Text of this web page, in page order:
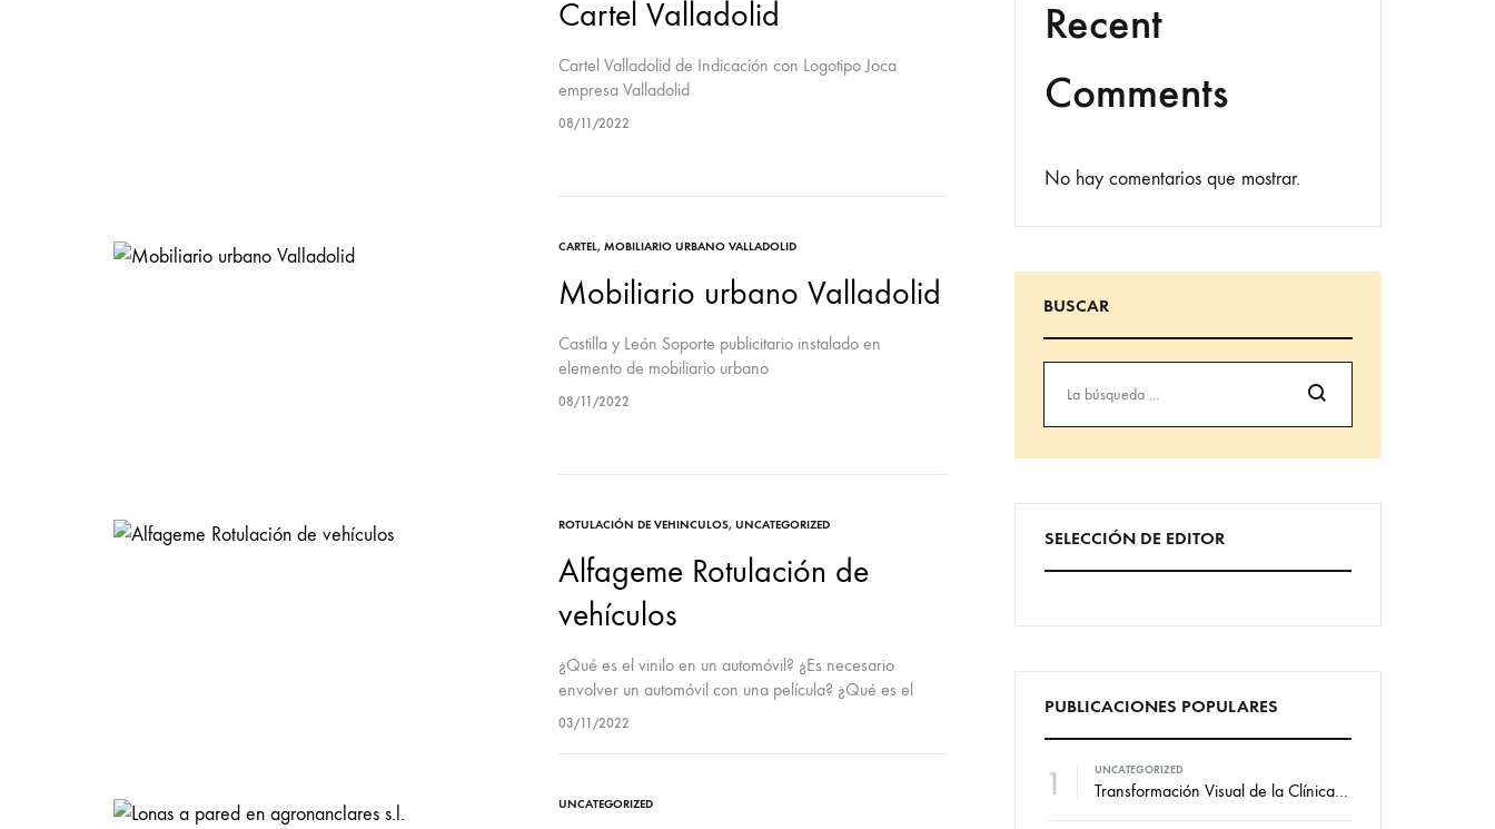
Cartel Valladolid
Cartel Valladolid de Indicación con Logotipo Joca
empresa Valladolid
08/11/2022
CARTEL, MOBILIARIO URBANO VALLADOLID
Mobiliario urbano Valladolid
Castilla y León Soporte publicitario instalado en
elemento de mobiliario urbano
08/11/2022
ROTULACIÓN DE VEHINCULOS, UNCATEGORIZED
Alfageme Rotulación de
vehículos
¿Qué es el vinilo en un automóvil? ¿Es necesario
envolver un automóvil con una película? ¿Qué es el
vinilo en un automóvil? Las molduras de vinilo son un
03/11/2022
UNCATEGORIZED
Recent
Comments
No hay comentarios que mostrar.
BUSCAR
Búsqueda
SELECCIÓN DE EDITOR
PUBLICACIONES POPULARES
1 UNCATEGORIZED
Transformación Visual de la Clínica Dental Marian: Diseño de Vinilos por VallCor Publicidad